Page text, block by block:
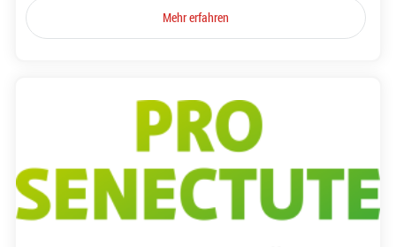
Mehr erfahren